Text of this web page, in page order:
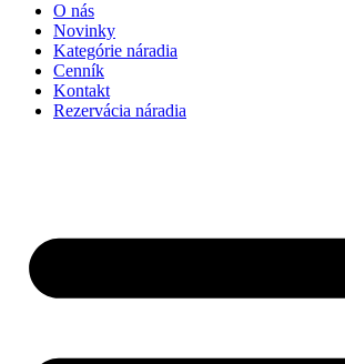
O nás
Novinky
Kategórie náradia
Cenník
Kontakt
Rezervácia náradia